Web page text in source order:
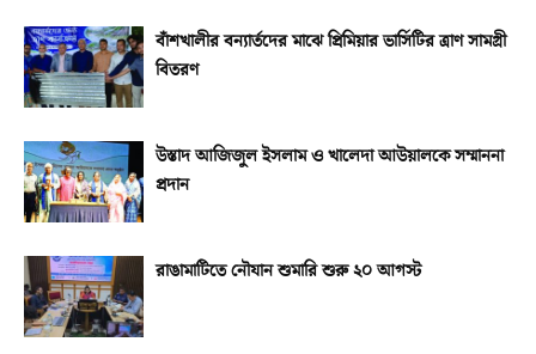
বাঁশখালীর বন্যার্তদের মাঝে প্রিমিয়ার ভার্সিটির ত্রাণ সামগ্রী
বিতরণ
উস্তাদ আজিজুল ইসলাম ও খালেদা আউয়ালকে সম্মাননা
প্রদান
রাঙামাটিতে নৌযান শুমারি শুরু ২০ আগস্ট